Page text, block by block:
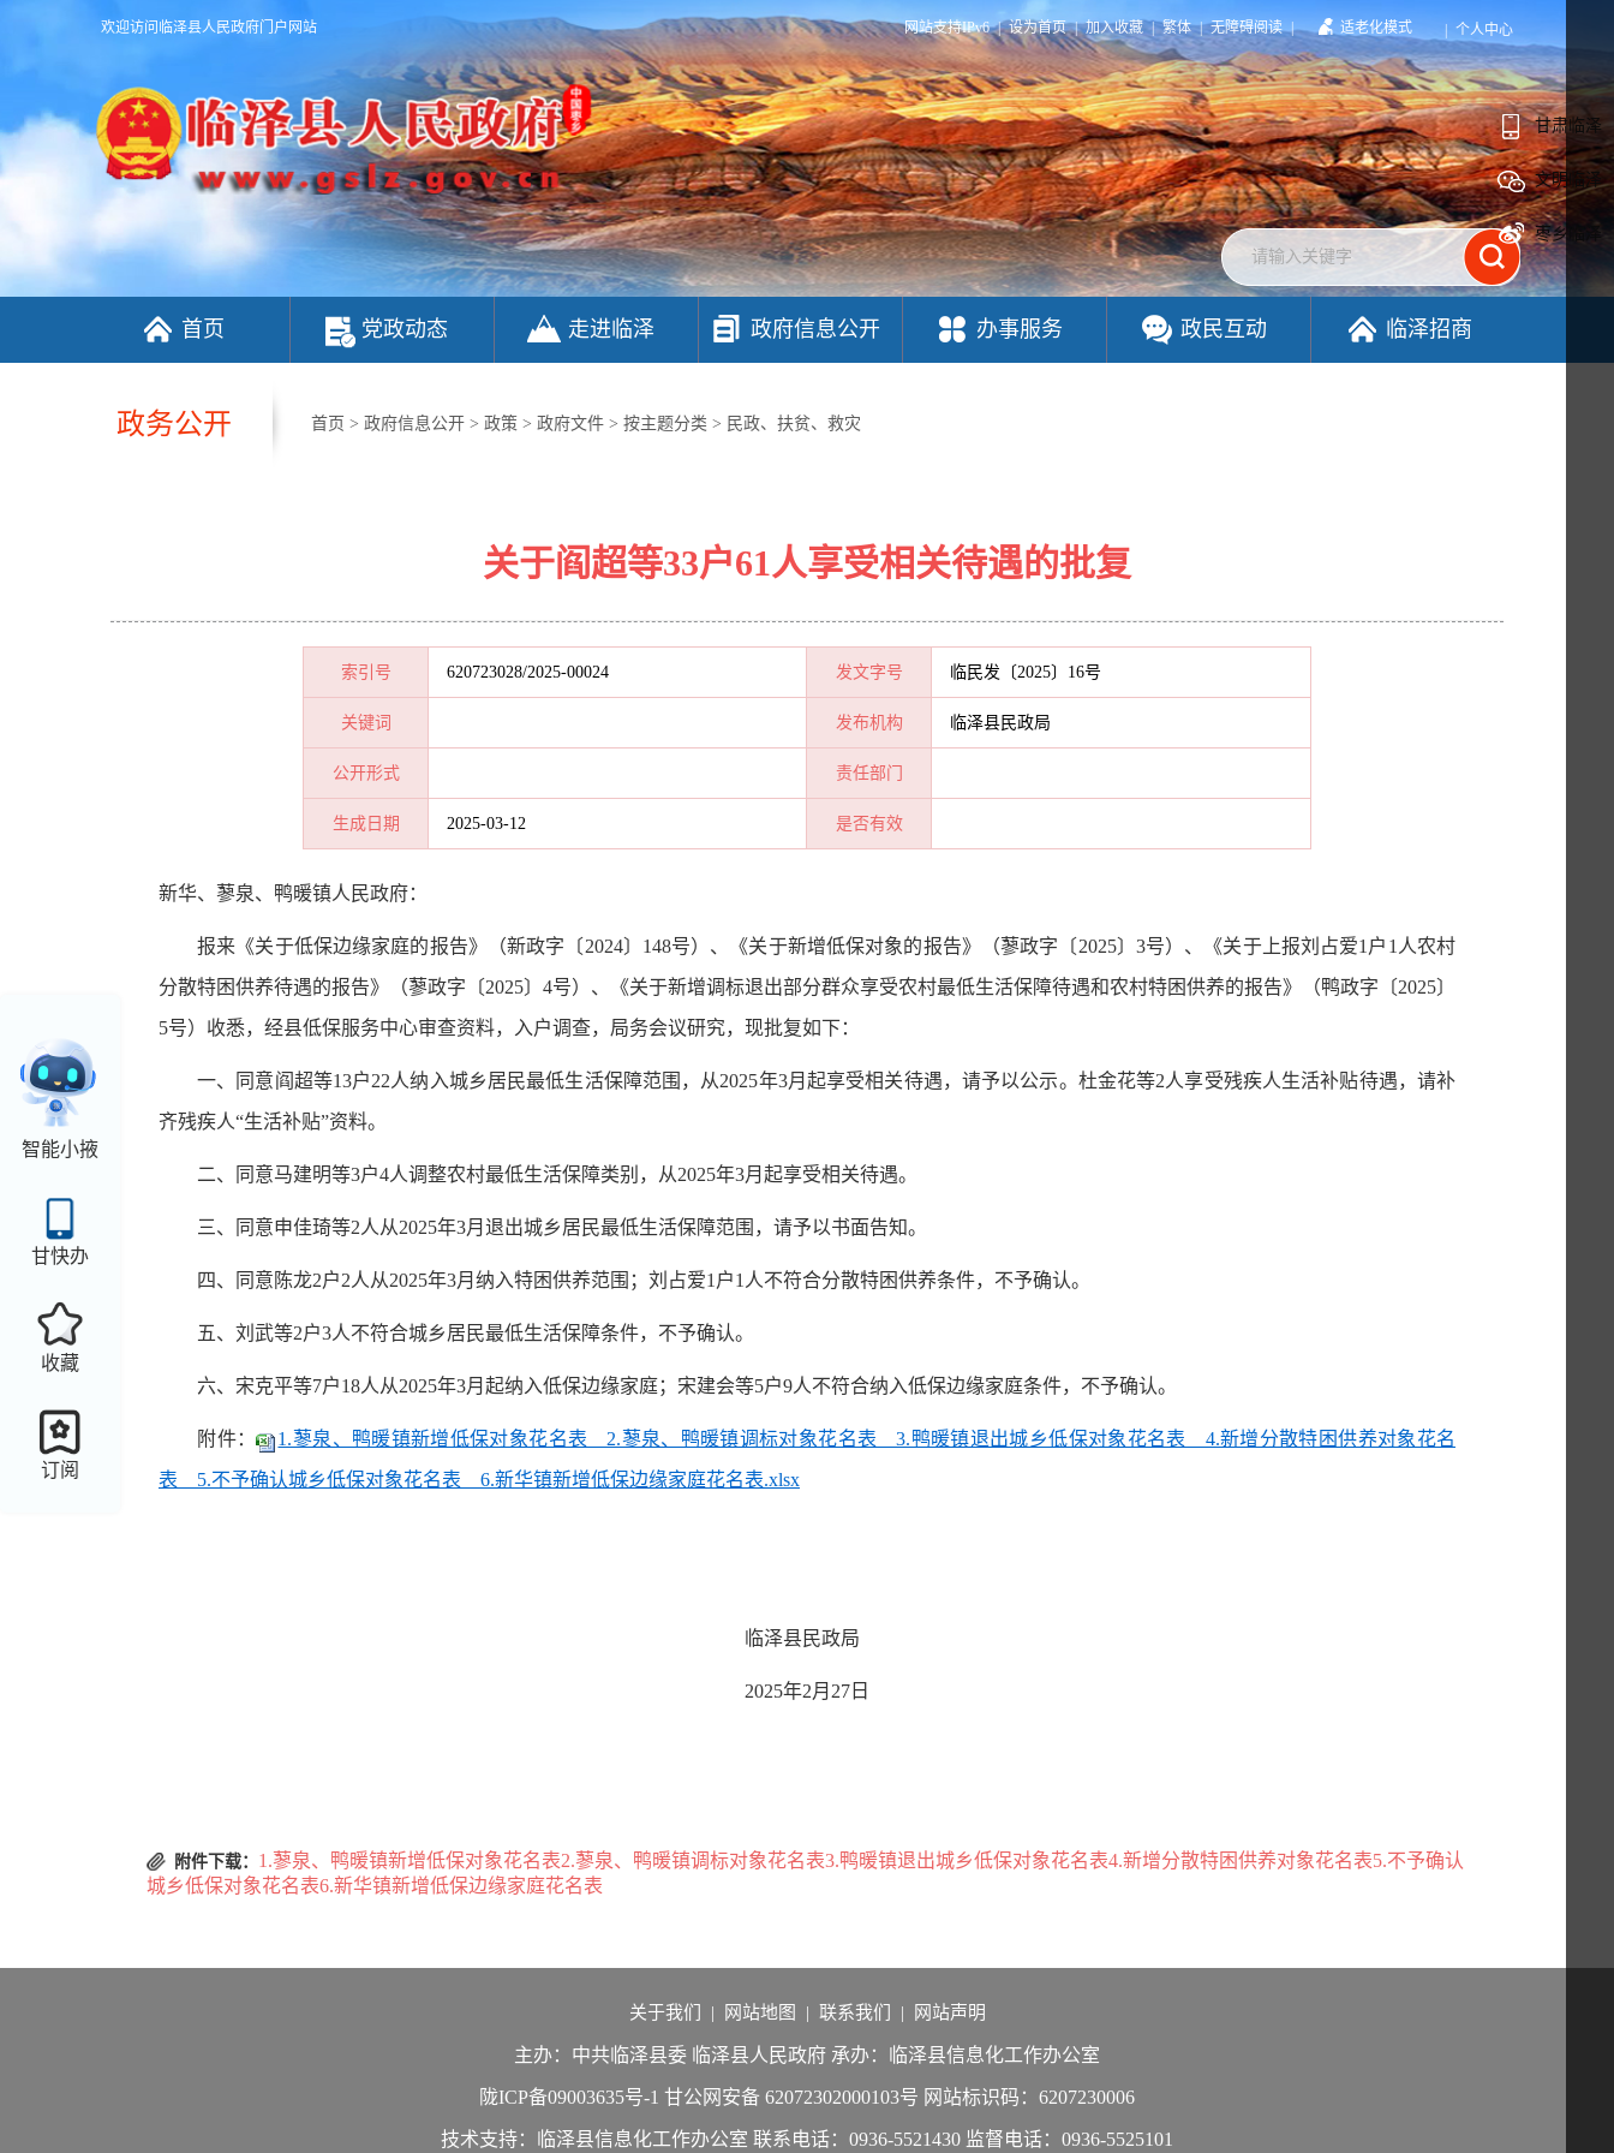
欢迎访问临泽县人民政府门户网站 网站支持IPv6 | 设为首页 | 加入收藏 | 繁体 | 无障碍阅读 | 适老化模式 个人中心
首页 党政动态 走进临泽 政府信息公开 办事服务 政民互动 临泽招商
智能小掖
甘快办
收藏
订阅
政务公开 首页 > 政府信息公开 > 政策 > 政府文件 > 按主题分类 > 民政、扶贫、救灾
关于阎超等33户61人享受相关待遇的批复
索引号 620723028/2025-00024 发文字号 临民发〔2025〕16号
关键词 发布机构 临泽县民政局
公开形式 责任部门
生成日期 2025-03-12 是否有效
新华、蓼泉、鸭暖镇人民政府：
报来《关于低保边缘家庭的报告》（新政字〔2024〕148号）、《关于新增低保对象的报告》（蓼政字〔2025〕3号）、《关于上报刘占爱1户1人农村
分散特困供养待遇的报告》（蓼政字〔2025〕4号）、《关于新增调标退出部分群众享受农村最低生活保障待遇和农村特困供养的报告》（鸭政字〔2025〕
5号）收悉，经县低保服务中心审查资料，入户调查，局务会议研究，现批复如下：
一、同意阎超等13户22人纳入城乡居民最低生活保障范围，从2025年3月起享受相关待遇，请予以公示。杜金花等2人享受残疾人生活补贴待遇，请补
齐残疾人“生活补贴”资料。
二、同意马建明等3户4人调整农村最低生活保障类别，从2025年3月起享受相关待遇。
三、同意申佳琦等2人从2025年3月退出城乡居民最低生活保障范围，请予以书面告知。
四、同意陈龙2户2人从2025年3月纳入特困供养范围；刘占爱1户1人不符合分散特困供养条件，不予确认。
五、刘武等2户3人不符合城乡居民最低生活保障条件，不予确认。
六、宋克平等7户18人从2025年3月起纳入低保边缘家庭；宋建会等5户9人不符合纳入低保边缘家庭条件，不予确认。
附件：
1.蓼泉、鸭暖镇新增低保对象花名表 2.蓼泉、鸭暖镇调标对象花名表 3.鸭暖镇退出城乡低保对象花名表 4.新增分散特困供养对象花名
表 5.不予确认城乡低保对象花名表 6.新华镇新增低保边缘家庭花名表.xlsx
临泽县民政局
2025年2月27日
附件下载： 1.蓼泉、鸭暖镇新增低保对象花名表2.蓼泉、鸭暖镇调标对象花名表3.鸭暖镇退出城乡低保对象花名表4.新增分散特困供养对象花名表5.不予确认
城乡低保对象花名表6.新华镇新增低保边缘家庭花名表
甘肃临泽
文明临泽
枣乡临泽
关于我们 | 网站地图 | 联系我们 | 网站声明
主办：中共临泽县委 临泽县人民政府 承办：临泽县信息化工作办公室
陇ICP备09003635号-1 甘公网安备 62072302000103号 网站标识码：6207230006
技术支持：临泽县信息化工作办公室 联系电话：0936-5521430 监督电话：0936-5525101